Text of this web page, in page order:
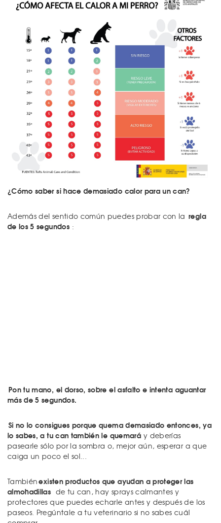
¿Cómo saber si hace demasiado calor para un can?
Además del sentido común puedes probar con la regla
de los 5 segundos :
Pon tu mano, el dorso, sobre el asfalto e intenta aguantar
más de 5 segundos.
Si no lo consigues porque quema demasiado entonces, ya
lo sabes, a tu can también le quemará y deberías
pasearle sólo por la sombra o, mejor aún, esperar a que
caiga un poco el sol...
Tambiénexisten productos que ayudan a proteger las
almohadillas de tu can, hay sprays calmantes y
protectores que puedes echarle antes y después de los
paseos. Pregúntale a tu veterinario si no sabes cuál